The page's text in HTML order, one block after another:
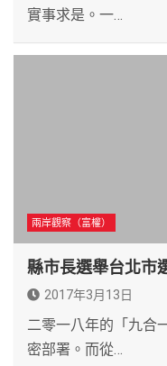
實事求是。一…
兩岸觀察（富權）
縣市長選舉台北市
2017年3月13日
二零一八年的「九合
密部署。而從…